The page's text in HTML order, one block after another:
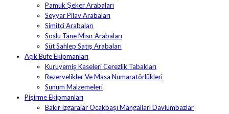
Pamuk Şeker Arabaları
Seyyar Pilav Arabaları
Simitçi Arabaları
Soslu Tane Mısır Arabaları
Süt Sahlep Satış Arabaları
Açık Büfe Ekipmanları
Kuruyemiş Kaseleri Çerezlik Tabakları
Rezervelikler Ve Masa Numaratörlükleri
Sunum Malzemeleri
Pişirme Ekipmanları
Bakır Izgaralar Ocakbaşı Mangalları Davlumbazlar